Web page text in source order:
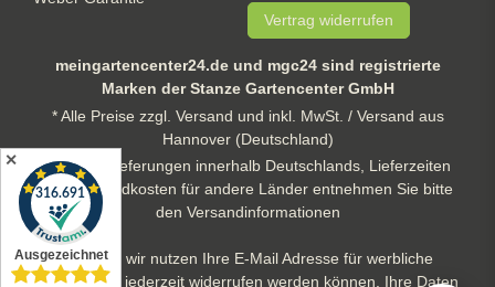
Vertrag widerrufen
meingartencenter24.de und mgc24 sind registrierte
Marken der Stanze Gartencenter GmbH
* Alle Preise zzgl. Versand und inkl. MwSt. / Versand aus
Hannover (Deutschland)
** gilt für Lieferungen innerhalb Deutschlands, Lieferzeiten
und Versandkosten für andere Länder entnehmen Sie bitte
den Versandinformationen
Hinweis: wir nutzen Ihre E-Mail Adresse für werbliche
Zwecke, die jederzeit widerrufen werden können. Ihre Daten
✕